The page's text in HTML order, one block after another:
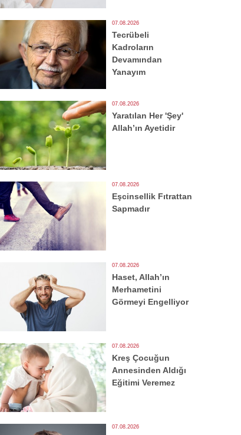
07.08.2026
Tecrübeli
Kadroların
Devamından
Yanayım
07.08.2026
Yaratılan Her 'Şey'
Allah’ın Ayetidir
07.08.2026
Eşcinsellik Fıtrattan
Sapmadır
07.08.2026
Haset, Allah’ın
Merhametini
Görmeyi Engelliyor
07.08.2026
Kreş Çocuğun
Annesinden Aldığı
Eğitimi Veremez
07.08.2026